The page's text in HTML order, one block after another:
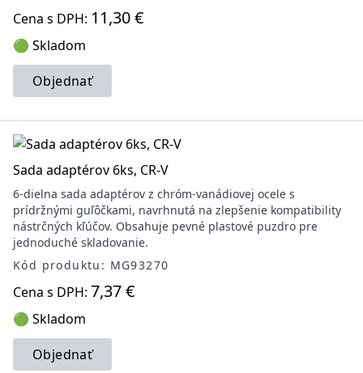
Cena s DPH: 11,30 €
🟢 Skladom
Objednať
Sada adaptérov 6ks, CR-V
6-dielna sada adaptérov z chróm-vanádiovej ocele s
prídržnými guľôčkami, navrhnutá na zlepšenie kompatibility
nástrčných kľúčov. Obsahuje pevné plastové puzdro pre
jednoduché skladovanie.
Kód produktu: MG93270
Cena s DPH: 7,37 €
🟢 Skladom
Objednať